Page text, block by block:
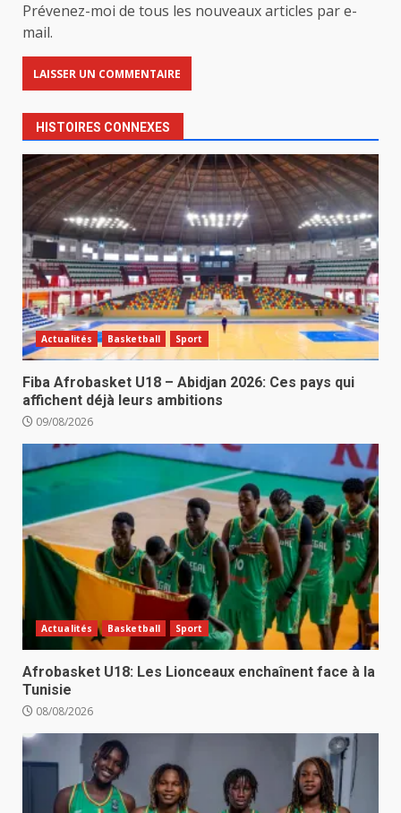
Prévenez-moi de tous les nouveaux articles par e-
mail.
HISTOIRES CONNEXES
Actualités Basketball Sport
Fiba Afrobasket U18 – Abidjan 2026: Ces pays qui
affichent déjà leurs ambitions
09/08/2026
Actualités Basketball Sport
Afrobasket U18: Les Lionceaux enchaînent face à la
Tunisie
08/08/2026